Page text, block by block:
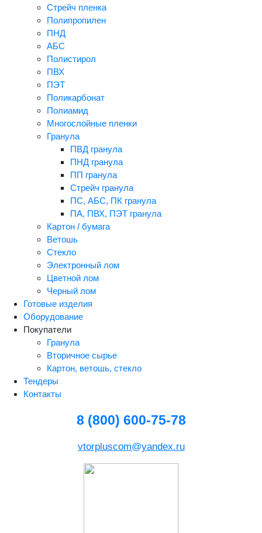
Стрейч пленка
Полипропилен
ПНД
АБС
Полистирол
ПВХ
ПЭТ
Поликарбонат
Полиамид
Многослойные пленки
Гранула
ПВД гранула
ПНД гранула
ПП гранула
Стрейч гранула
ПС, АБС, ПК гранула
ПА, ПВХ, ПЭТ гранула
Картон / бумага
Ветошь
Стекло
Электронный лом
Цветной лом
Черный лом
Готовые изделия
Оборудование
Покупатели
Гранула
Вторичное сырье
Картон, ветошь, стекло
Тендеры
Контакты
8 (800) 600-75-78
vtorpluscom@yandex.ru